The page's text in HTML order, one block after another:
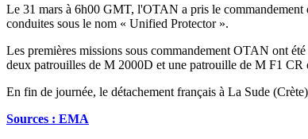
Le 31 mars à 6h00 GMT, l'OTAN a pris le commandement
conduites sous le nom « Unified Protector ».
Les premières missions sous commandement OTAN ont
deux patrouilles de M 2000D et une patrouille de M F1 CR
En fin de journée, le détachement français à La Sude
Sources : EMA